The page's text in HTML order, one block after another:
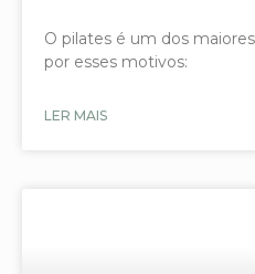
O pilates é um dos
por esses motivos:
LER MAIS